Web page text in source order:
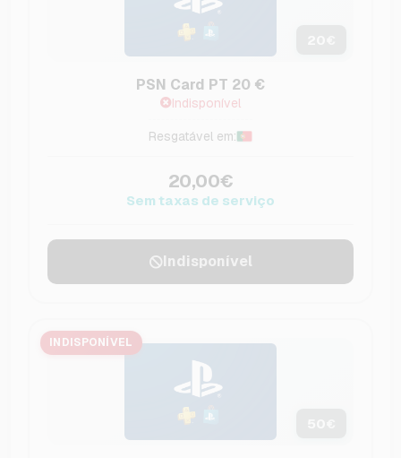
PSN Card PT 20 €
Indisponível
Resgatável em:
20,00€
Sem taxas de serviço
Indisponível
INDISPONÍVEL